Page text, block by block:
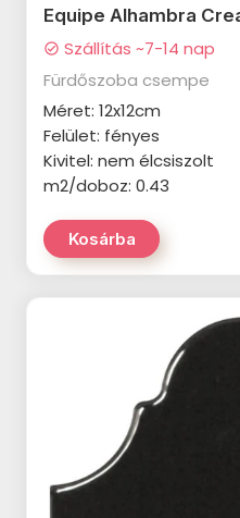
ALAPLANA Irvine
APARICI Attila
APARICI Corten
CRISTACER Maeva
CRISTACER Carlota
NOVABELL Fusion
VALORE Venis
VALORE Corina Cream
VALORE Alabastro
VALORE Carla
VALORE Triada
Equipe Alhambra
check_circle Szállítás ~7-14 nap
Fürdőszoba csempe
Méret: 12x12cm
Felület: fényes
Kivitel: nem élcsiszolt
m2/doboz: 0.43
Kosárba